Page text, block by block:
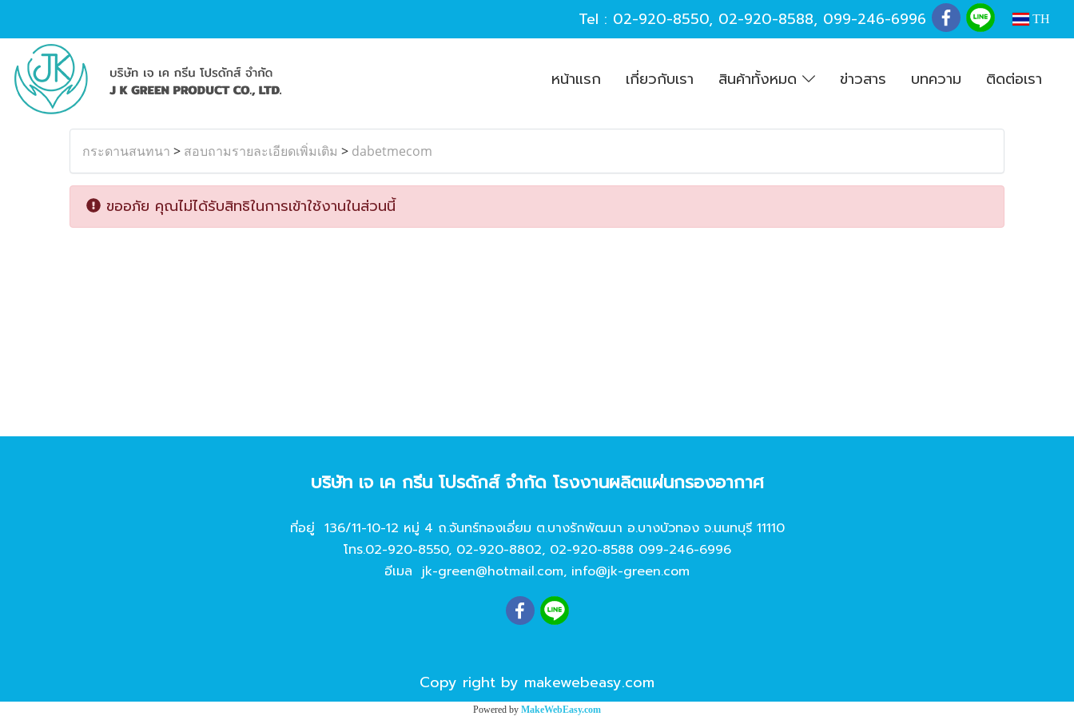
Tel : 02-920-8550, 02-920-8588, 099-246-6996 TH
หน้าแรก เกี่ยวกับเรา สินค้าทั้งหมด ข่าวสาร บทความ ติดต่อเรา
กระดานสนทนา > สอบถามรายละเอียดเพิ่มเติม > dabetmecom
ขออภัย คุณไม่ได้รับสิทธิในการเข้าใช้งานในส่วนนี้
บริษัท เจ เค กรีน โปรดักส์ จํากัด โรงงานผลิตแผ่นกรองอากาศ
ที่อยู่ 136/11-10-12 หมู่ 4 ถ.จันทร์ทองเอี่ยม ต.บางรักพัฒนา อ.บางบัวทอง จ.นนทบุรี 11110
โทร.02-920-8550, 02-920-8802, 02-920-8588 099-246-6996
อีเมล jk-green@hotmail.com, info@jk-green.com
Copy right by makewebeasy.com
Powered by MakeWebEasy.com